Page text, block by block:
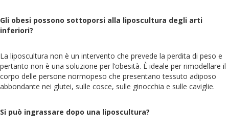
Gli obesi possono sottoporsi alla liposcultura degli arti
inferiori?
La liposcultura non è un intervento che prevede la perdita di peso e
pertanto non è una soluzione per l’obesità. È ideale per rimodellare il
corpo delle persone normopeso che presentano tessuto adiposo
abbondante nei glutei, sulle cosce, sulle ginocchia e sulle caviglie.
Si può ingrassare dopo una liposcultura?